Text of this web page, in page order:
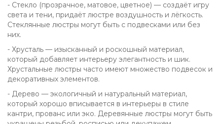
- Стекло (прозрачное, матовое, цветное) — создаёт игру
света и тени, придаёт люстре воздушность и лёгкость.
Стеклянные люстры могут быть с подвесками или без
них.
- Хрусталь — изысканный и роскошный материал,
который добавляет интерьеру элегантность и шик.
Хрустальные люстры часто имеют множество подвесок и
декоративных элементов.
- Дерево — экологичный и натуральный материал,
который хорошо вписывается в интерьеры в стиле
кантри, прованс или эко. Деревянные люстры могут быть